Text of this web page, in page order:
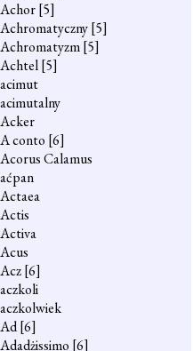
Achor[5]
Achromatyczny[5]
Achromatyzm[5]
Achtel[5]
acimut
acimutalny
Acker
A conto [6]
Acorus Calamus
aćpan
Actaea
Actis
Activa
Acus
Acz[6]
aczkoli
aczkolwiek
Ad[6]
Adadżissimo [6]